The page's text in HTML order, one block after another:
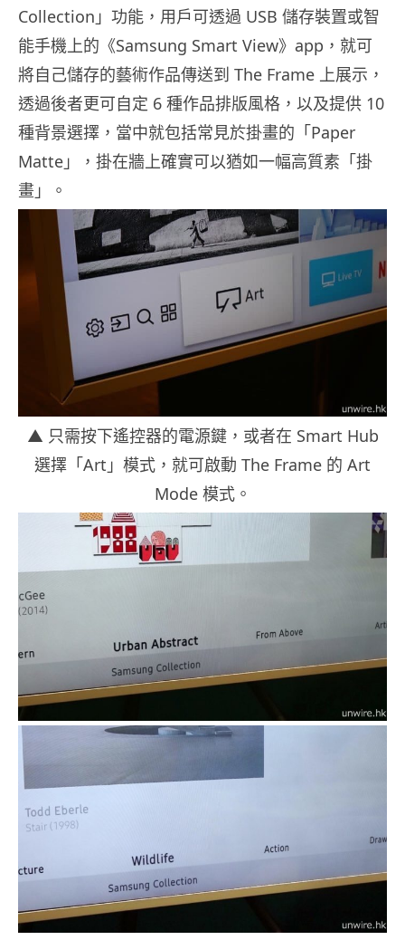
Collection」功能，用戶可透過 USB 儲存裝置或智
能手機上的《Samsung Smart View》app，就可
將自己儲存的藝術作品傳送到 The Frame 上展示，
透過後者更可自定 6 種作品排版風格，以及提供 10
種背景選擇，當中就包括常見於掛畫的「Paper
Matte」，掛在牆上確實可以猶如一幅高質素「掛
畫」。
▲ 只需按下遙控器的電源鍵，或者在 Smart Hub
選擇「Art」模式，就可啟動 The Frame 的 Art
Mode 模式。